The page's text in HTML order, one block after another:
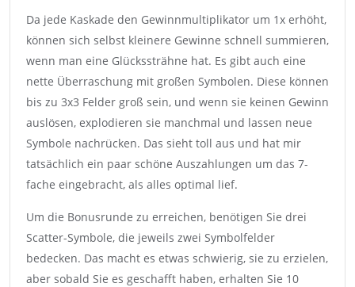
Da jede Kaskade den Gewinnmultiplikator um 1x erhöht,
können sich selbst kleinere Gewinne schnell summieren,
wenn man eine Glückssträhne hat. Es gibt auch eine
nette Überraschung mit großen Symbolen. Diese können
bis zu 3x3 Felder groß sein, und wenn sie keinen Gewinn
auslösen, explodieren sie manchmal und lassen neue
Symbole nachrücken. Das sieht toll aus und hat mir
tatsächlich ein paar schöne Auszahlungen um das 7-
fache eingebracht, als alles optimal lief.
Um die Bonusrunde zu erreichen, benötigen Sie drei
Scatter-Symbole, die jeweils zwei Symbolfelder
bedecken. Das macht es etwas schwierig, sie zu erzielen,
aber sobald Sie es geschafft haben, erhalten Sie 10